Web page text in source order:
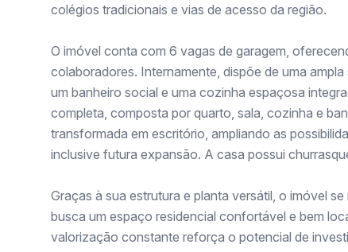
colégios tradicionais e vias de acesso da região.
O imóvel conta com 6 vagas de garagem,
colaboradores. Internamente, dispõe de uma
um banheiro social e uma cozinha espaçosa
completa, composta por quarto, sala, cozinha e
transformada em escritório, ampliando as
inclusive futura expansão. A casa possui
Graças à sua estrutura e planta versátil, o imóvel
busca um espaço residencial confortável e bem
valorização constante reforça o potencial de